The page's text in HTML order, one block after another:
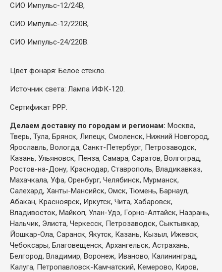
СИО Импульс-12/24В,
СИО Импульс-12/220В,
СИО Импульс-24/220В.
Цвет фонаря: Белое стекло.
Источник света: Лампа ИФК-120.
Сертификат РРР.
Делаем доставку по городам и регионам: Москва,
Тверь, Тула, Брянск, Липецк, Смоленск, Нижний Новгород,
Ярославль, Вологда, Санкт-Петербург, Петрозаводск,
Казань, Ульяновск, Пенза, Самара, Саратов, Волгоград,
Ростов-на-Дону, Краснодар, Ставрополь, Владикавказ,
Махачкала, Уфа, Оренбург, Челябинск, Мурманск,
Салехард, Ханты-Мансийск, Омск, Тюмень, Барнаул,
Абакан, Красноярск, Иркутск, Чита, Хабаровск,
Владивосток, Майкоп, Улан-Удэ, Горно-Алтайск, Назрань,
Нальчик, Элиста, Черкесск, Петрозаводск, Сыктывкар,
Йошкар-Ола, Саранск, Якутск, Казань, Кызыл, Ижевск,
Чебоксары, Благовещенск, Архангельск, Астрахань,
Белгород, Владимир, Воронеж, Иваново, Калининград,
Калуга, Петропавловск-Камчатский, Кемерово, Киров,